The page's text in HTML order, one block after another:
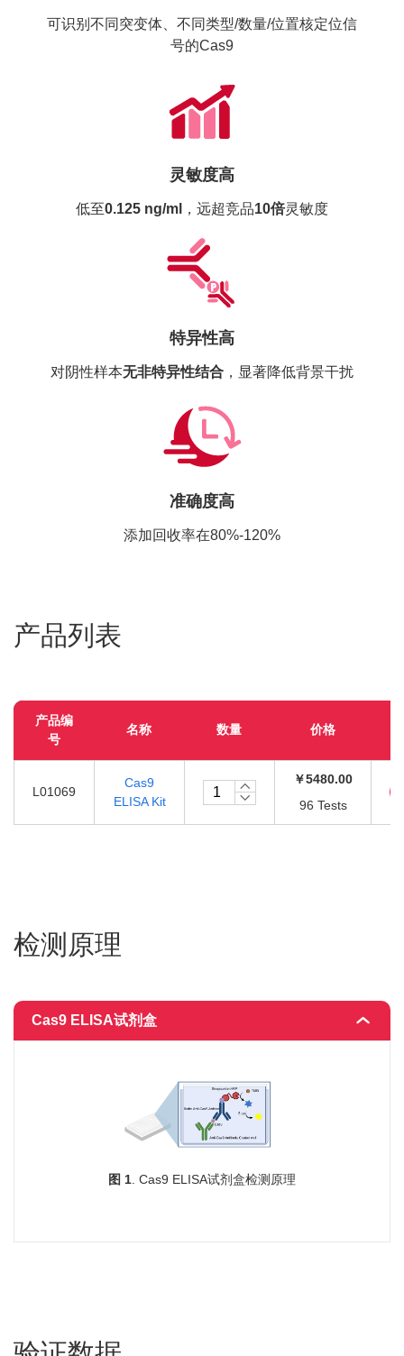
可识别不同突变体、不同类型/数量/位置核定位信
号的Cas9
灵敏度高
低至0.125 ng/ml ，远超竞品10倍灵敏度
特异性高
对阴性样本无非特异性结合 ，显著降低背景干扰
准确度高
添加回收率在80%-120%
产品列表
产品编
号
名称 数量 价格
L01069
Cas9
ELISA Kit
￥5480.00
96 Tests
检测原理
Cas9 ELISA试剂盒
图 1 . Cas9 ELISA试剂盒检测原理